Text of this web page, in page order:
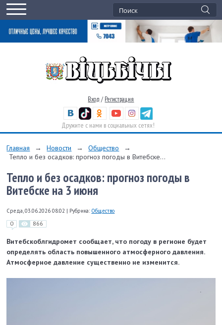
Вход / Регистрация
Дружите с нами в социальных сетях!
Главная → Новости → Общество
→
Тепло и без осадков: прогноз погоды в Витебске...
Тепло и без осадков: прогноз погоды в
Витебске на 3 июня
Среда, 03.06.2026 08:02 | Рубрика: Общество
0 866
Витебскоблгидромет сообщает, что погоду в регионе будет
определять область повышенного атмосферного давления.
Атмосферное давление существенно не изменится.